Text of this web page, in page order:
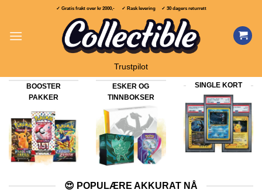
content
✓ Gratis frakt over kr 2000,-✓ Rask levering ✓ 30 dagers returrett
Trustpilot
BOOSTER
PAKKER
ESKER OG
TINNBOKSER
SINGLE KORT
😍 POPULÆRE AKKURAT NÅ